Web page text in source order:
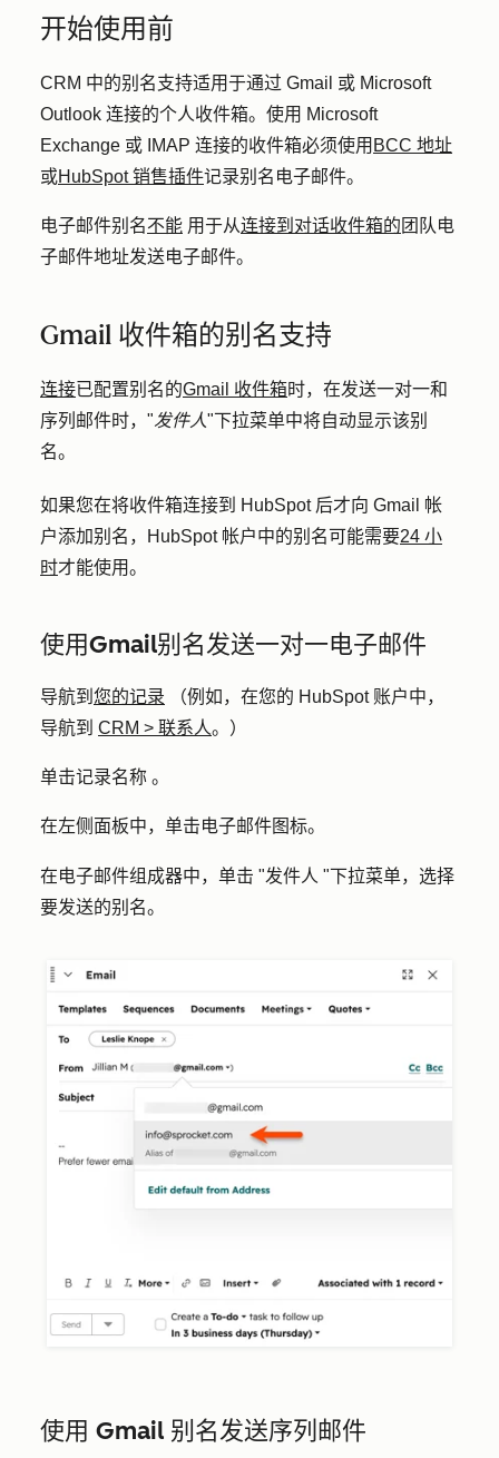
开始使用前
CRM 中的别名支持适用于通过 Gmail 或 Microsoft
Outlook 连接的个人收件箱。使用 Microsoft
Exchange 或 IMAP 连接的收件箱必须使用 BCC 地址
或HubSpot 销售插件记录别名电子邮件。
电子邮件别名不能 用于从连接到对话收件箱的 团队电
子邮件地址发送电子邮件。
Gmail 收件箱的别名支持
连接已配置别名的Gmail 收件箱时，在发送一对一和
序列邮件时，"发件人"下拉菜单中将自动显示该别
名。
如果您在将收件箱连接到 HubSpot 后才向 Gmail 帐
户添加别名，HubSpot 帐户中的别名可能需要24 小
时才能使用。
使用Gmail别名发送一对一电子邮件
导航到 您的记录
（例如，在您的 HubSpot 账户中，
导航到 CRM > 联系人。）
单击记录名称 。
在左侧面板中，单击电子邮件图标。
在电子邮件组成器中，单击 "发件人 "下拉菜单，选择
要发送的别名。
使用 Gmail 别名发送序列邮件